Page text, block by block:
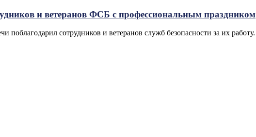
и ветеранов ФСБ с профессиональным праздником
поблагодарил сотрудников и ветеранов служб безопасности за их работу.